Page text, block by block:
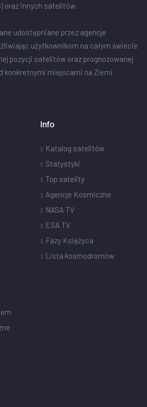
oraz innych satelitów.
udostępniane przez agencje
użytkownikom na całym świecie
pozycji satelitów oraz prognozowanej
konkretnymi miejscami na Ziemi.
Info
Katalog satelitów
Statystyki
Top satelity
Agencje Kosmiczne
NASA TV
ESA TV
Fazy Księżyca
Lista kosmodromów